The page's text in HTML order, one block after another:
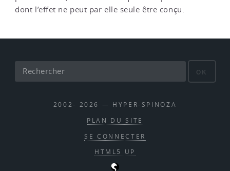
dont l’effet ne peut par elle seule être conçu.
OK
2002- 2026 — HYPER-SPINOZA
PLAN DU SITE
SE CONNECTER
HTML5 UP